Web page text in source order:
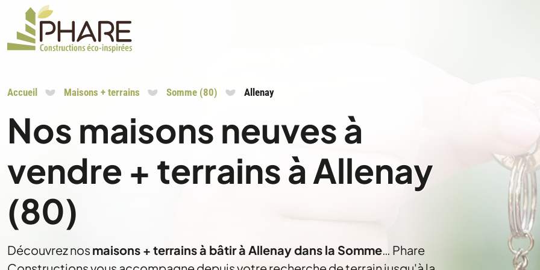
Accueil Maisons + terrains Somme (80) Allenay
Nos maisons neuves à
vendre + terrains à Allenay
(80)
Découvrez nos maisons + terrains à bâtir à Allenay dans la Somme… Phare